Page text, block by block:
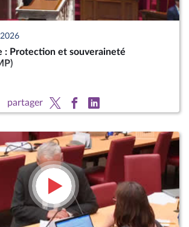
: Protection et souveraineté
partager